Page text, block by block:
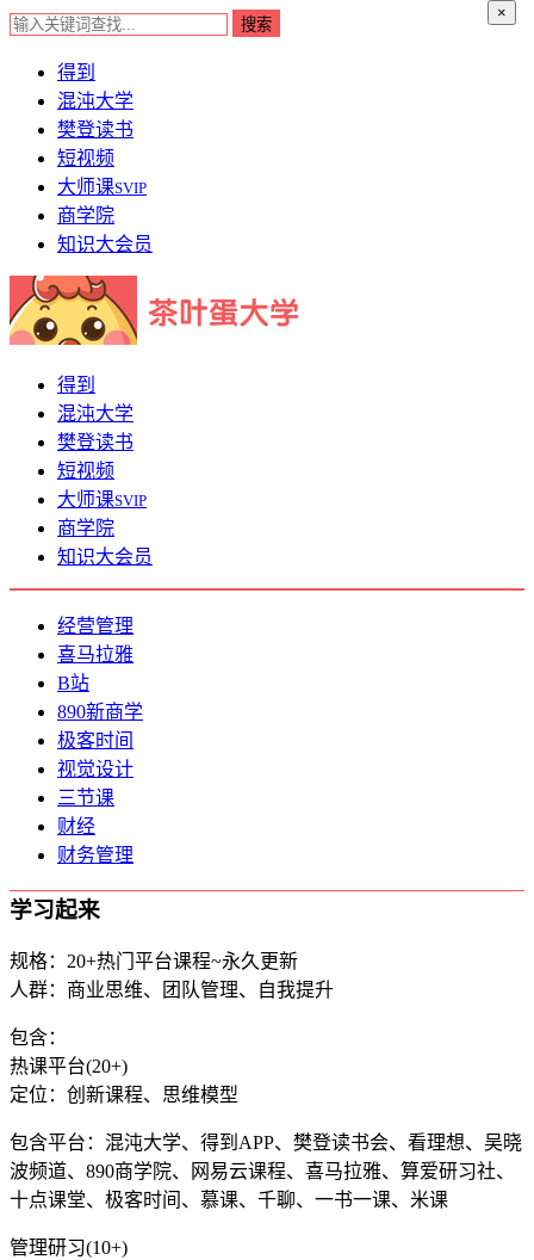
×
得到
混沌大学
樊登读书
短视频
大师课SVIP
商学院
知识大会员
得到
混沌大学
樊登读书
短视频
大师课SVIP
商学院
知识大会员
经营管理
喜马拉雅
B站
890新商学
极客时间
视觉设计
三节课
财经
财务管理
学习起来
规格：20+热门平台课程~永久更新
人群：商业思维、团队管理、自我提升
包含：
热课平台(20+)
定位：创新课程、思维模型
包含平台：混沌大学、得到APP、樊登读书会、看理想、吴晓
波频道、890商学院、网易云课程、喜马拉雅、算爱研习社、
十点课堂、极客时间、慕课、千聊、一书一课、米课
管理研习(10+)